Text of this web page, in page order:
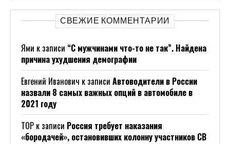
СВЕЖИЕ КОММЕНТАРИИ
Ями к записи “С мужчинами что-то не так”. Найдена
причина ухудшения демографии
Евгений Иванович к записи Автоводители в России
назвали 8 самых важных опций в автомобиле в
2021 году
ТОР к записи Россия требует наказания
«бородачей», остановивших колонну участников СВ